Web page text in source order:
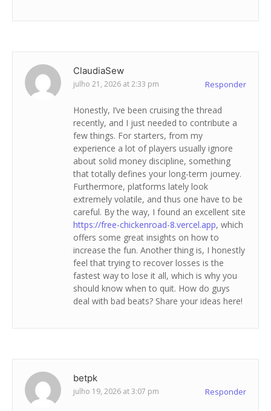
ClaudiaSew
julho 21, 2026 at 2:33 pm Responder
Honestly, I’ve been cruising the thread
recently, and I just needed to contribute a
few things. For starters, from my
experience a lot of players usually ignore
about solid money discipline, something
that totally defines your long-term journey.
Furthermore, platforms lately look
extremely volatile, and thus one have to be
careful. By the way, I found an excellent site
https://free-chickenroad-8.vercel.app, which
offers some great insights on how to
increase the fun. Another thing is, I honestly
feel that trying to recover losses is the
fastest way to lose it all, which is why you
should know when to quit. How do guys
deal with bad beats? Share your ideas here!
betpk
julho 19, 2026 at 3:07 pm Responder